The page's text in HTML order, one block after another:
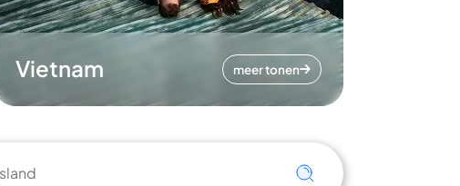
Vietnam meer tonen